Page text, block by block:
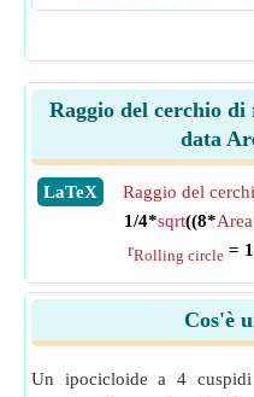
Raggio del cerchio
data
​LaTeX Raggio del
1/4*sqrt((8*
rRolling circle =
Cos'è
Un ipocicloide a 4